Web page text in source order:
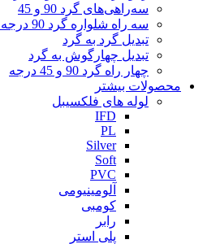
سه‌راهی‌های گرد 90 و 45
سه راه شلواره گرد 90 درجه و 45 درجه
تبدیل گرد به گرد
تبدیل چهارگوش به گرد
چهار راه گرد 90 و 45 درجه
محصولات بیشتر
لوله های فلکسیبل
IFD
PL
Silver
Soft
PVC
آلومینیومی
کومبی
رابر
پلی استر